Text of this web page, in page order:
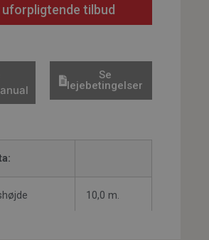
uforpligtende tilbud
Se
lejebetingelser
10,0 m.